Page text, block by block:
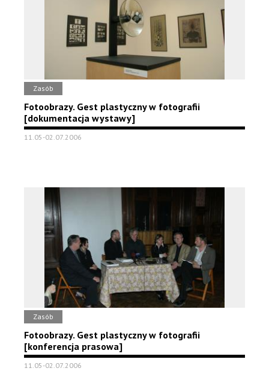
Zasób
Fotoobrazy. Gest plastyczny w fotografii
[dokumentacja wystawy]
11.05-02.07.2006
Zasób
Fotoobrazy. Gest plastyczny w fotografii
[konferencja prasowa]
11.05-02.07.2006